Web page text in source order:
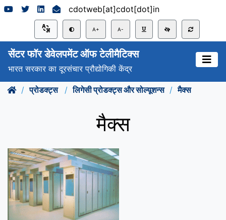
cdotweb[at]cdot[dot]in
A+ A-
सेंटर फॉर डेवेलपमेंट ऑफ टेलीमैटिक्स
भारत सरकार का दूरसंचार प्रौद्योगिकी केंद्र
प्रोडक्ट्स लिगेसी प्रोडक्ट्स और सोल्यूशन्स मैक्‍स
मैक्‍स